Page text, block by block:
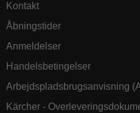
Kontakt
Åbningstider
Anmeldelser
Handelsbetingelser
Arbejdspladsbrugsanvisning
Kärcher -